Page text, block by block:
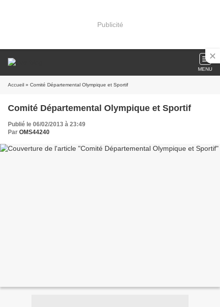
Publicité
MENU
Accueil » Comité Départemental Olympique et Sportif
Comité Départemental Olympique et Sportif
Publié le 06/02/2013 à 23:49
Par OMS44240